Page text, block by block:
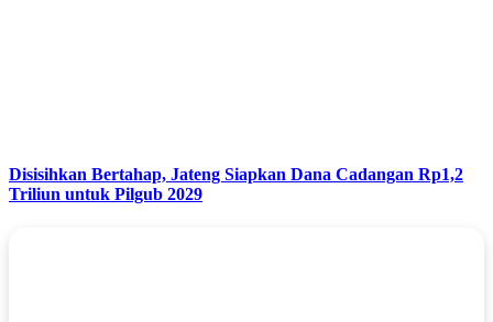
Disisihkan Bertahap, Jateng Siapkan Dana Cadangan Rp1,2
Triliun untuk Pilgub 2029